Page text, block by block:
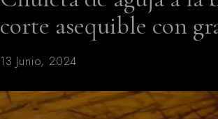
corte asequible con
13 Junio, 2024